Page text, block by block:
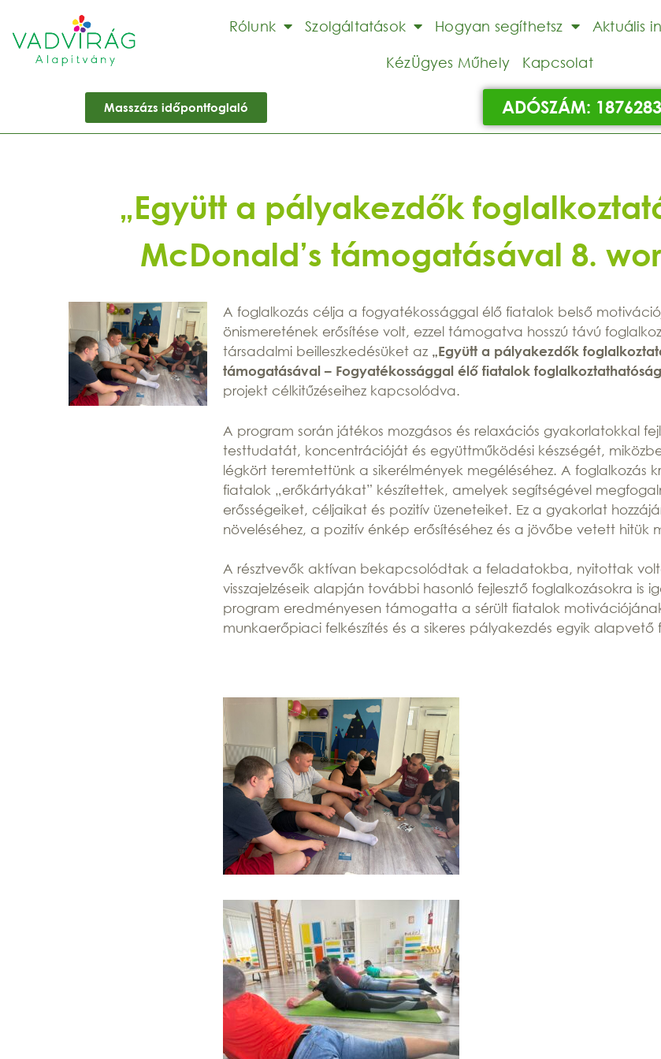
Rólunk Szolgáltatások Hogyan segíthetsz Aktuális
KézÜgyes Műhely Kapcsolat
Masszázs időpontfoglaló ADÓSZÁM:
„Együtt a pályakezdők
McDonald’s támogatásával 8.
A foglalkozás célja a fogyatékossággal élő fiatalok belső
önismeretének erősítése volt, ezzel támogatva hosszú távú
társadalmi beilleszkedésüket az „Együtt a pályakezdők
támogatásával – Fogyatékossággal élő fiatalok
projekt célkitűzéseihez kapcsolódva.
A program során játékos mozgásos és relaxációs gyakorlatokkal
testtudatát, koncentrációját és együttműködési készségét,
légkört teremtettünk a sikerélmények megéléséhez. A foglalkozás
fiatalok „erőkártyákat” készítettek, amelyek segítségével
erősségeiket, céljaikat és pozitív üzeneteiket. Ez a gyakorlat
növeléséhez, a pozitív énkép erősítéséhez és a jövőbe vetett hitük
A résztvevők aktívan bekapcsolódtak a feladatokba, nyitottak
visszajelzéseik alapján további hasonló fejlesztő foglalkozásokra is
program eredményesen támogatta a sérült fiatalok
munkaerőpiaci felkészítés és a sikeres pályakezdés egyik alapvető